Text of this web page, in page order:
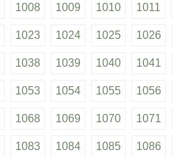
1008 1009 1010 1011
1023 1024 1025 1026
1038 1039 1040 1041
1053 1054 1055 1056
1068 1069 1070 1071
1083 1084 1085 1086